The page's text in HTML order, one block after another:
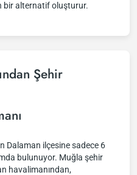
bir alternatif oluşturur.
Şehir
Dalaman ilçesine sadece 6
bulunuyor. Muğla şehir
havalimanından,